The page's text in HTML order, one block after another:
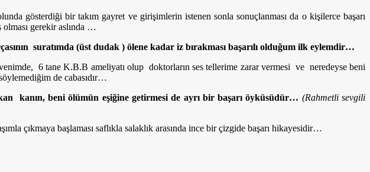
gösterdiği bir takım gayret ve girişimlerin istenen sonla sonuçlanması da o kişilerce başarı
olması gerekir aslında …
suratımda (üst dudak ) ölene kadar iz bırakması başarılı olduğum ilk eylemdir…
6 tane K.B.B ameliyatı olup doktorların ses tellerime zarar vermesi ve neredeyse beni
de cabasıdır…
kanın, beni ölümün eşiğine getirmesi de ayrı bir başarı öyküsüdür… (Rahmetli sevgili
çıkmaya başlaması saflıkla salaklık arasında ince bir çizgide başarı hikayesidir…